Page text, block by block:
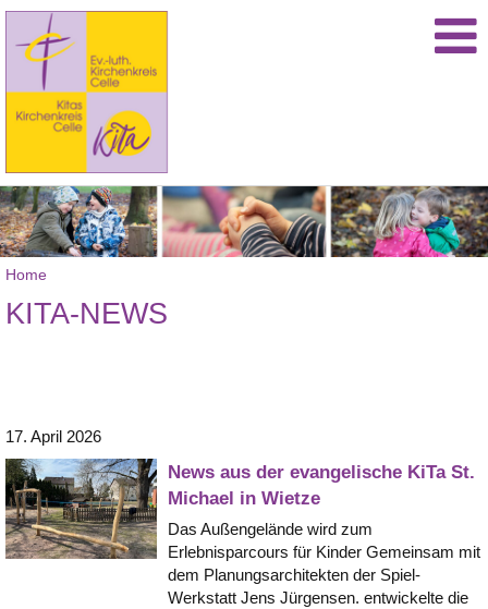
Home
KITA-NEWS
17. April 2026
News aus der evangelische KiTa St.
Michael in Wietze
Das Außengelände wird zum
Erlebnisparcours für Kinder Gemeinsam mit
dem Planungsarchitekten der Spiel-
Werkstatt Jens Jürgensen. entwickelte die